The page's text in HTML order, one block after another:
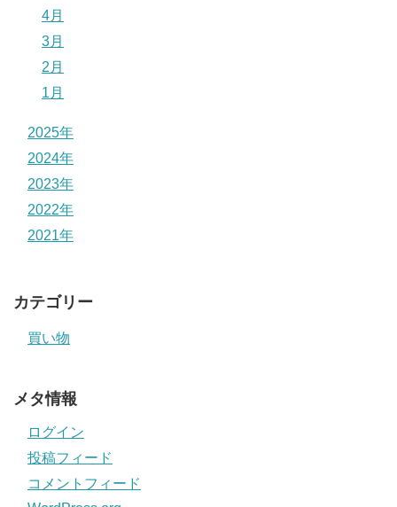
4月
3月
2月
1月
2025年
2024年
2023年
2022年
2021年
カテゴリー
買い物
メタ情報
ログイン
投稿フィード
コメントフィード